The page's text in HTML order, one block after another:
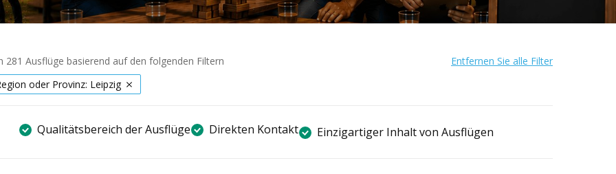
281 Ausflüge basierend auf den folgenden Filtern
Entfernen Sie alle Filter
oder Provinz: Leipzig
Qualitätsbereich der Ausflüge Direkten Kontakt Einzigartiger Inhalt von Ausflügen